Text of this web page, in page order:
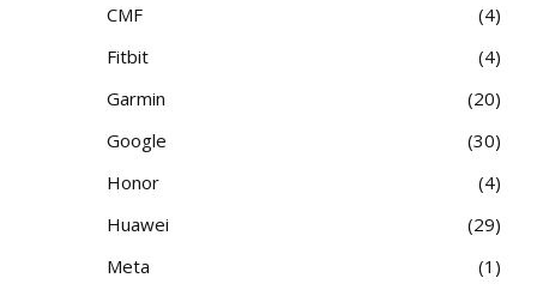
CMF
4
Fitbit
4
Garmin
20
Google
30
Honor
4
Huawei
29
Meta
1